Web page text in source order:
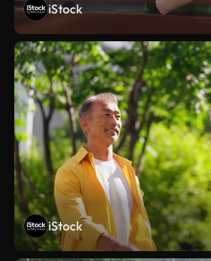
iStock
iStock